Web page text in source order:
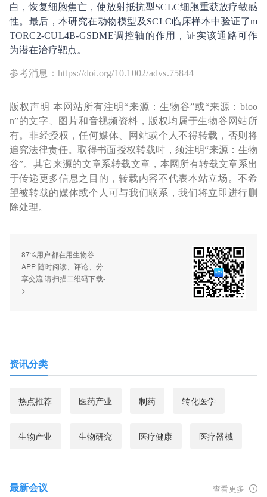
白，恢复细胞焦亡，使放射抵抗型SCLC细胞重获放疗敏感
性。最后，本研究在动物模型及SCLC临床样本中验证了m
TORC2-CUL4B-GSDME调控轴的作用，证实该通路可作
为潜在治疗靶点。
参考消息：https://doi.org/10.1002/advs.75844
版权声明 本网站所有注明“来源：生物谷”或“来源：bioo
n”的文字、图片和音视频资料，版权均属于生物谷网站所
有。非经授权，任何媒体、网站或个人不得转载，否则将
追究法律责任。取得书面授权转载时，须注明“来源：生物
谷”。其它来源的文章系转载文章，本网所有转载文章系出
于传递更多信息之目的，转载内容不代表本站立场。不希
望被转载的媒体或个人可与我们联系，我们将立即进行删
除处理。
87%用户都在用生物谷
APP 随时阅读、评论、分
享交流 请扫描二维码下载-
>
资讯分类
热点推荐 医药产业 制药 转化医学
生物产业 生物研究 医疗健康 医疗器械
最新会议 查看更多